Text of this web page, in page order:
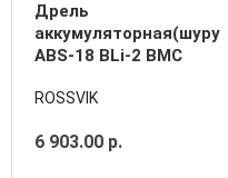
Дрель
ABS-18 BLi-2 BMC
1.5Aч, 10мм, 45Нм
ROSSVIK
6 903.00 р.